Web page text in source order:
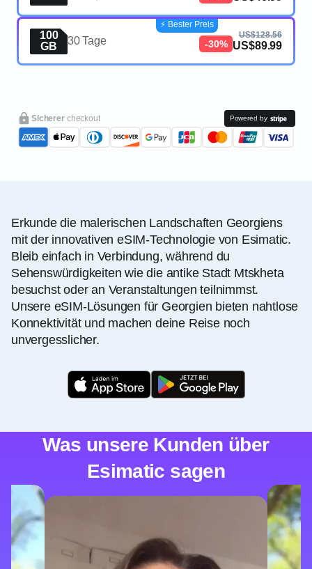
100
GB
30 Tage -30%
US$128.56
US$89.99
⚡️ Bester Preis
Sicherer checkout Powered by
Erkunde die malerischen Landschaften Georgiens
mit der innovativen eSIM-Technologie von Esimatic.
Bleib einfach in Verbindung, während du
Sehenswürdigkeiten wie die antike Stadt Mtskheta
besuchst oder an Veranstaltungen teilnimmst.
Unsere eSIM-Lösungen für Georgien bieten nahtlose
Konnektivität und machen deine Reise noch
unvergesslicher.
Was unsere Kunden über
Esimatic sagen